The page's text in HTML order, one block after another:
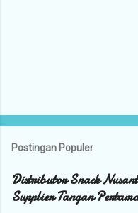
Postingan Populer
Distributor Snack
Supplier Tangan